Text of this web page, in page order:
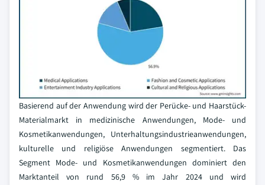
Basierend auf der Anwendung wird der Perücke- und Haarstück-
Materialmarkt in medizinische Anwendungen, Mode- und
Kosmetikanwendungen, Unterhaltungsindustrieanwendungen,
kulturelle und religiöse Anwendungen segmentiert. Das
Segment Mode- und Kosmetikanwendungen dominiert den
Marktanteil von rund 56,9 % im Jahr 2024 und wird